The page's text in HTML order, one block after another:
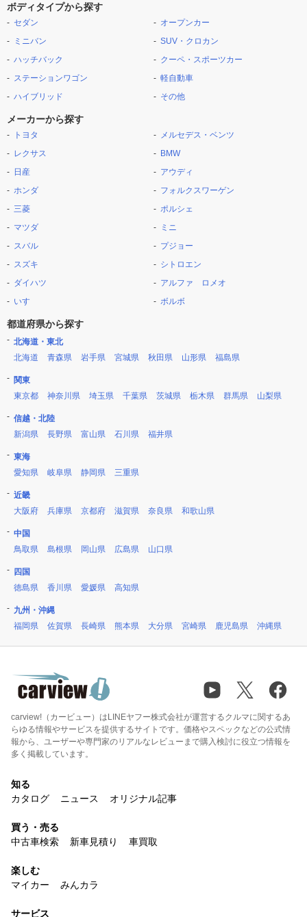
ボディタイプから探す
セダン
ミニバン
ハッチバック
ステーションワゴン
ハイブリッド
オープンカー
SUV・クロカン
クーペ・スポーツカー
軽自動車
その他
メーカーから探す
トヨタ
レクサス
日産
ホンダ
三菱
マツダ
スバル
スズキ
ダイハツ
いすゞ
メルセデス・ベンツ
BMW
アウディ
フォルクスワーゲン
ポルシェ
ミニ
プジョー
シトロエン
アルファ ロメオ
ボルボ
都道府県から探す
北海道・東北
北海道
青森県 岩手県 宮城県 秋田県 山形県 福島県
関東
東京都
神奈川県 埼玉県 千葉県 茨城県 栃木県 群馬県 山梨県
信越・北陸
新潟県
長野県 富山県 石川県 福井県
東海
愛知県
岐阜県 静岡県 三重県
近畿
大阪府
兵庫県 京都府 滋賀県 奈良県 和歌山県
中国
鳥取県
島根県 岡山県 広島県 山口県
四国
徳島県
香川県 愛媛県 高知県
九州・沖縄
福岡県
佐賀県 長崎県 熊本県 大分県 宮崎県 鹿児島県 沖縄県
carview!（カービュー）はLINEヤフー株式会社が運営するクルマに関するあ
らゆる情報やサービスを提供するサイトです。価格やスペックなどの公式情
報から、ユーザーや専門家のリアルなレビューまで購入検討に役立つ情報を
多く掲載しています。
知る
カタログ
ニュース オリジナル記事
買う・売る
中古車検索
新車見積り 車買取
楽しむ
マイカー
みんカラ
サービス